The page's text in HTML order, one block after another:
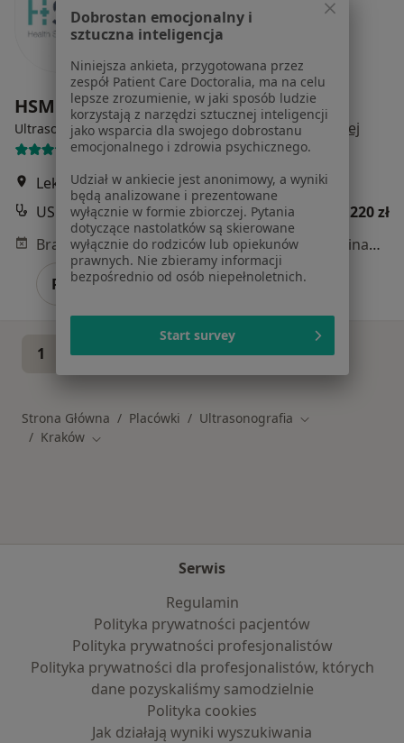
HSM Clinic Lekarska
Ultrasonografia, Ortopedia, Ortopedia dziecięca Więcej
3866 opinii
Lekarska 1, Kraków • Mapa
USG piersi
220 zł
Brak dostępnych specjalistów z wolnymi terminami w tym centrum medycznym.
Pokaż profil
1 2 3 4 5
Strona Główna Placówki Ultrasonografia Zmień miasto
Kraków Zmień miasto
Serwis
Regulamin
Polityka prywatności pacjentów
Polityka prywatności profesjonalistów
Polityka prywatności dla profesjonalistów, których
dane pozyskaliśmy samodzielnie
Polityka cookies
Jak działają wyniki wyszukiwania
Dobrostan emocjonalny i
sztuczna inteligencja
Niniejsza ankieta, przygotowana przez
zespół Patient Care Doctoralia, ma na celu
lepsze zrozumienie, w jaki sposób ludzie
korzystają z narzędzi sztucznej inteligencji
jako wsparcia dla swojego dobrostanu
emocjonalnego i zdrowia psychicznego.
Udział w ankiecie jest anonimowy, a wyniki
będą analizowane i prezentowane
wyłącznie w formie zbiorczej. Pytania
dotyczące nastolatków są skierowane
wyłącznie do rodziców lub opiekunów
prawnych. Nie zbieramy informacji
bezpośrednio od osób niepełnoletnich.
Start survey